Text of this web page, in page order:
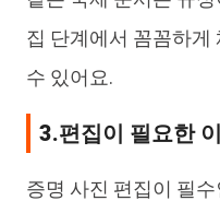
집 단계에서 꼼꼼하게
수 있어요.
3.편집이 필요한
증명 사진 편집이 필